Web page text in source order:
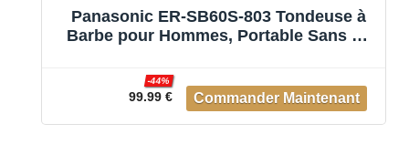
Panasonic ER-SB60S-803 Tondeuse à
Barbe pour Hommes, Portable Sans Fil
Accessoires, Embout de Détail, Sans Fil
et Filaire, Socle de Chargement, Argenté
99.99 €
-44%